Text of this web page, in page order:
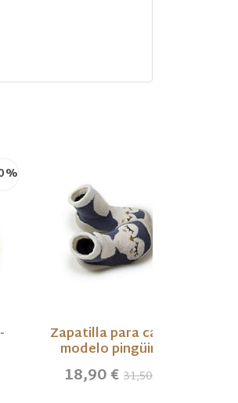
%
Zapatilla para casa-
modelo pingüino
18,90 €31,50 €